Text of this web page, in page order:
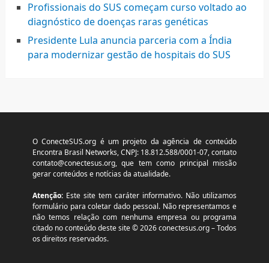
Profissionais do SUS começam curso voltado ao
diagnóstico de doenças raras genéticas
Presidente Lula anuncia parceria com a Índia
para modernizar gestão de hospitais do SUS
O ConecteSUS.org é um projeto da agência de conteúdo
Encontra Brasil Networks, CNPJ: 18.812.588/0001-07, contato
contato@conectesus.org, que tem como principal missão
gerar conteúdos e notícias da atualidade.
Atenção:Este site tem caráter informativo. Não utilizamos
formulário para coletar dado pessoal. Não representamos e
não temos relação com nenhuma empresa ou programa
citado no conteúdo deste site © 2026 conectesus.org – Todos
os direitos reservados.